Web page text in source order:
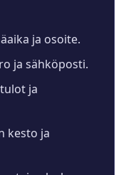
ja osoite.
ja sähköposti.
ja
kesto ja